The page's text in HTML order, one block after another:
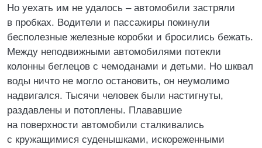
Но уехать им не удалось – автомобили застряли
в пробках. Водители и пассажиры покинули
бесполезные железные коробки и бросились бежать.
Между неподвижными автомобилями потекли
колонны беглецов с чемоданами и детьми. Но шквал
воды ничто не могло остановить, он неумолимо
надвигался. Тысячи человек были настигнуты,
раздавлены и потоплены. Плававшие
на поверхности автомобили сталкивались
с кружащимися суденышками, искореженными